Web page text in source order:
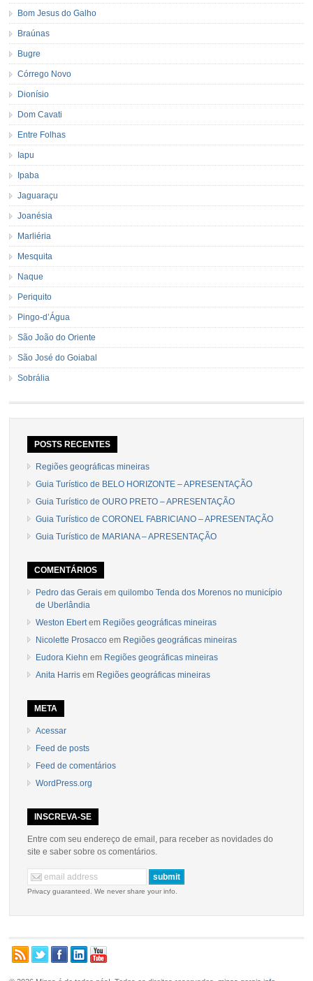
Bom Jesus do Galho
Braúnas
Bugre
Córrego Novo
Dionísio
Dom Cavati
Entre Folhas
Iapu
Ipaba
Jaguaraçu
Joanésia
Marliéria
Mesquita
Naque
Periquito
Pingo-d’Água
São João do Oriente
São José do Goiabal
Sobrália
POSTS RECENTES
Regiões geográficas mineiras
Guia Turístico de BELO HORIZONTE – APRESENTAÇÃO
Guia Turístico de OURO PRETO – APRESENTAÇÃO
Guia Turístico de CORONEL FABRICIANO – APRESENTAÇÃO
Guia Turístico de MARIANA – APRESENTAÇÃO
COMENTÁRIOS
Pedro das Gerais emquilombo Tenda dos Morenos no município
de Uberlândia
Weston Ebert em Regiões geográficas mineiras
Nicolette Prosacco em Regiões geográficas mineiras
Eudora Kiehn em Regiões geográficas mineiras
Anita Harris em Regiões geográficas mineiras
META
Acessar
Feed de posts
Feed de comentários
WordPress.org
INSCREVA-SE
Entre com seu endereço de email, para receber as novidades do
site e saber sobre os comentários.
Privacy guaranteed. We never share your info.